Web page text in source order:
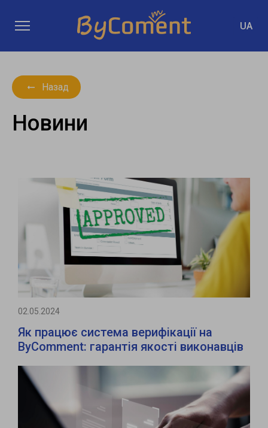
UA
Новини
Назад
02.05.2024
Як працює система верифікації на
ByComment: гарантія якості виконавців